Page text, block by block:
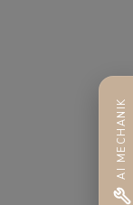
AI MECHANIK